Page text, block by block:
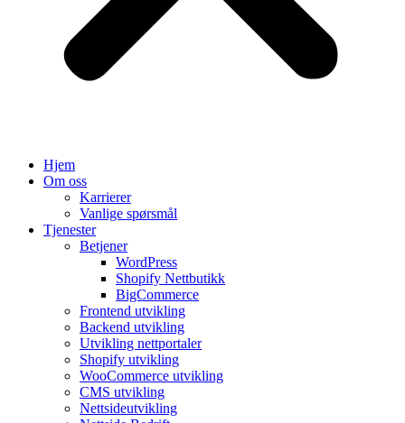
Hjem
Om oss
Karrierer
Vanlige spørsmål
Tjenester
Betjener
WordPress
Shopify Nettbutikk
BigCommerce
Frontend utvikling
Backend utvikling
Utvikling nettportaler
Shopify utvikling
WooCommerce utvikling
CMS utvikling
Nettsideutvikling